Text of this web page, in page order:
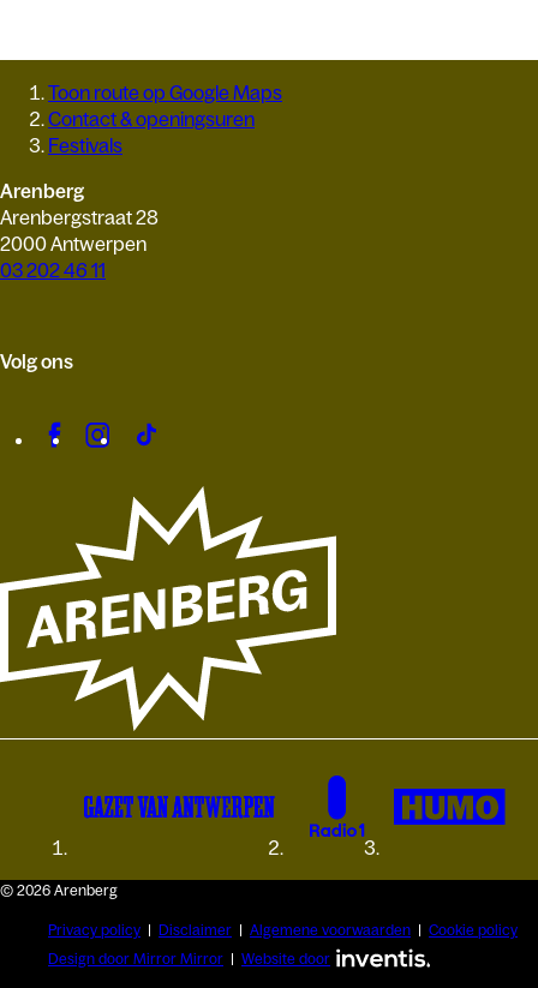
Toon route op Google Maps
Contact & openingsuren
Festivals
Arenberg
Arenbergstraat 28
2000 Antwerpen
03 202 46 11
Volg ons
© 2026 Arenberg
Privacy policy Disclaimer Algemene voorwaarden
Cookie policy
Design door Mirror Mirror
Website door